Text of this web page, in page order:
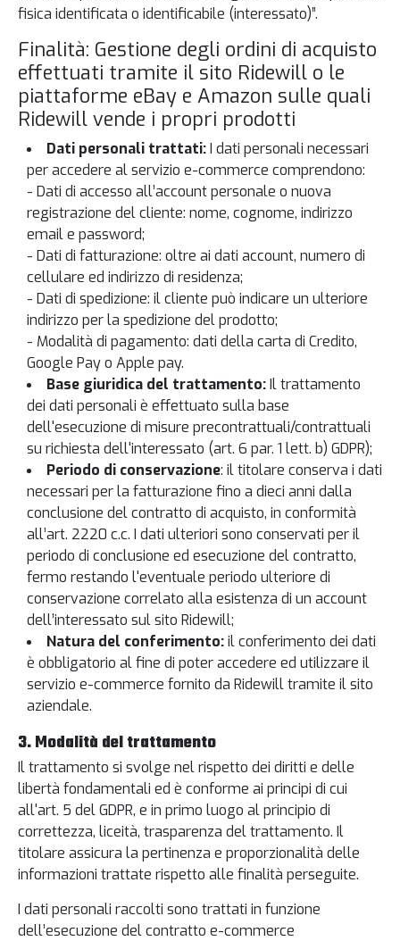
fisica identificata o identificabile (interessato)”.
Finalità: Gestione degli ordini di acquisto
effettuati tramite il sito Ridewill o le
piattaforme eBay e Amazon sulle quali
Ridewill vende i propri prodotti
Dati personali trattati:I dati personali necessari
per accedere al servizio e-commerce comprendono:
- Dati di accesso all’account personale o nuova
registrazione del cliente: nome, cognome, indirizzo
email e password;
- Dati di fatturazione: oltre ai dati account, numero di
cellulare ed indirizzo di residenza;
- Dati di spedizione: il cliente può indicare un ulteriore
indirizzo per la spedizione del prodotto;
- Modalità di pagamento: dati della carta di Credito,
Google Pay o Apple pay.
Base giuridica del trattamento:Il trattamento
dei dati personali è effettuato sulla base
dell'esecuzione di misure precontrattuali/contrattuali
su richiesta dell'interessato (art. 6 par. 1 lett. b) GDPR);
Periodo di conservazione: il titolare conserva i dati
necessari per la fatturazione fino a dieci anni dalla
conclusione del contratto di acquisto, in conformità
all’art. 2220 c.c. I dati ulteriori sono conservati per il
periodo di conclusione ed esecuzione del contratto,
fermo restando l'eventuale periodo ulteriore di
conservazione correlato alla esistenza di un account
dell’interessato sul sito Ridewill;
Natura del conferimento:il conferimento dei dati
è obbligatorio al fine di poter accedere ed utilizzare il
servizio e-commerce fornito da Ridewill tramite il sito
aziendale.
3. Modalità del trattamento
Il trattamento si svolge nel rispetto dei diritti e delle
libertà fondamentali ed è conforme ai principi di cui
all'art. 5 del GDPR, e in primo luogo al principio di
correttezza, liceità, trasparenza del trattamento. Il
titolare assicura la pertinenza e proporzionalità delle
informazioni trattate rispetto alle finalità perseguite.
I dati personali raccolti sono trattati in funzione
dell’esecuzione del contratto e-commerce